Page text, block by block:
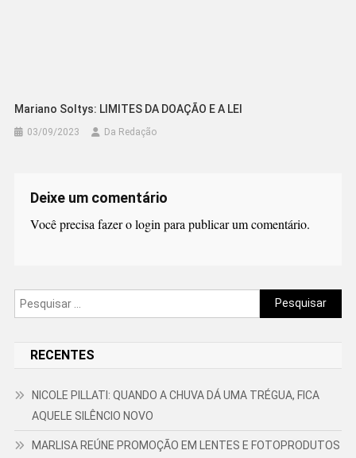
Mariano Soltys: LIMITES DA DOAÇÃO E A LEI
03/09/2023 Da Redação
Deixe um comentário
Você precisa fazer ologin para publicar um comentário.
Pesquisar
por:
RECENTES
NICOLE PILLATI: QUANDO A CHUVA DÁ UMA TRÉGUA, FICA
AQUELE SILÊNCIO NOVO
MARLISA REÚNE PROMOÇÃO EM LENTES E FOTOPRODUTOS